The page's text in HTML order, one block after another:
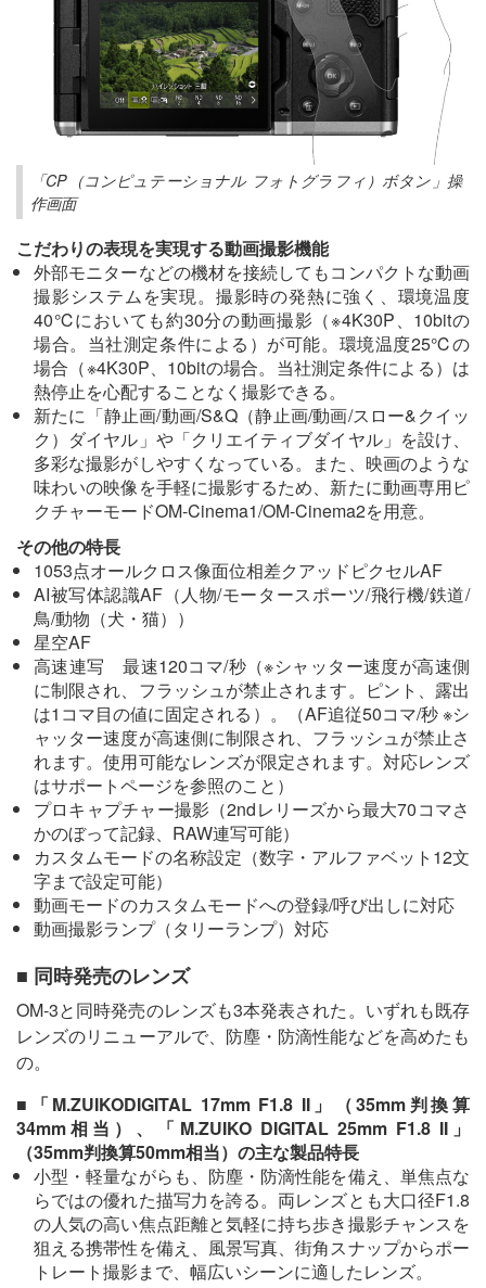
「CP（コンピュテーショナル フォトグラフィ）ボタン」操
作画面
こだわりの表現を実現する動画撮影機能
外部モニターなどの機材を接続してもコンパクトな動画
撮影システムを実現。撮影時の発熱に強く、環境温度
40℃においても約30分の動画撮影（※4K30P、10bitの
場合。当社測定条件による）が可能。環境温度25℃の
場合（※4K30P、10bitの場合。当社測定条件による）は
熱停止を心配することなく撮影できる。
新たに「静止画/動画/S&Q（静止画/動画/スロー&クイッ
ク）ダイヤル」や「クリエイティブダイヤル」を設け、
多彩な撮影がしやすくなっている。また、映画のような
味わいの映像を手軽に撮影するため、新たに動画専用ピ
クチャーモードOM-Cinema1/OM-Cinema2を用意。
その他の特長
1053点オールクロス像面位相差クアッドピクセルAF
AI被写体認識AF（人物/モータースポーツ/飛行機/鉄道/
鳥/動物（犬・猫））
星空AF
高速連写 最速120コマ/秒（※シャッター速度が高速側
に制限され、フラッシュが禁止されます。ピント、露出
は1コマ目の値に固定される）。（AF追従50コマ/秒 ※シ
ャッター速度が高速側に制限され、フラッシュが禁止さ
れます。使用可能なレンズが限定されます。対応レンズ
はサポートページを参照のこと）
プロキャプチャー撮影（2ndレリーズから最大70コマさ
かのぼって記録、RAW連写可能）
カスタムモードの名称設定（数字・アルファベット12文
字まで設定可能）
動画モードのカスタムモードへの登録/呼び出しに対応
動画撮影ランプ（タリーランプ）対応
■ 同時発売のレンズ
OM-3と同時発売のレンズも3本発表された。いずれも既存
レンズのリニューアルで、防塵・防滴性能などを高めたも
の。
■「M.ZUIKODIGITAL 17mm F1.8 II」（35mm判換算
34mm相当）、「M.ZUIKO DIGITAL 25mm F1.8 II」
（35mm判換算50mm相当）の主な製品特長
小型・軽量ながらも、防塵・防滴性能を備え、単焦点な
らではの優れた描写力を誇る。両レンズとも大口径F1.8
の人気の高い焦点距離と気軽に持ち歩き撮影チャンスを
狙える携帯性を備え、風景写真、街角スナップからポー
トレート撮影まで、幅広いシーンに適したレンズ。